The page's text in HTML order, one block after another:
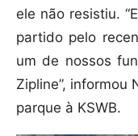
ele não resistiu.
partido pelo
um de nossos
Zipline”, informou
parque à KSWB.